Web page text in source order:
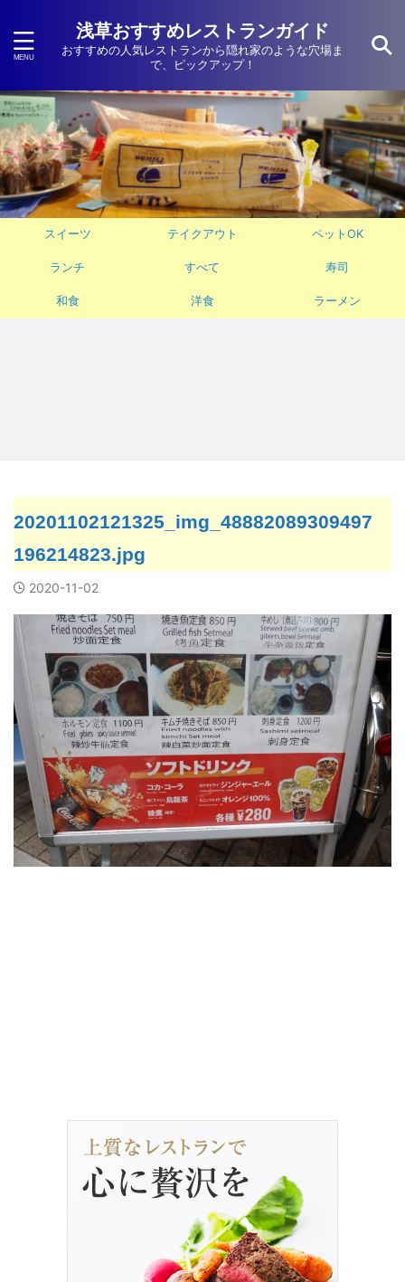
浅草おすすめレストランガイド
おすすめの人気レストランから隠れ家のような穴場ま
で、ピックアップ！
スイーツ テイクアウト ペットOK
ランチ すべて 寿司
和食 洋食 ラーメン
20201102121325_img_48882089309497
196214823.jpg
2020-11-02